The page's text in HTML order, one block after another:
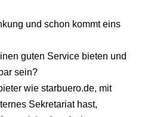
und schon kommt eins
guten Service bieten und
sein?
wie starbuero.de, mit
Sekretariat hast,